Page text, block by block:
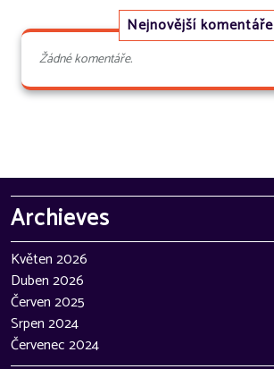
Nejnovější komentáře
Žádné komentáře.
Archieves
Květen 2026
Duben 2026
Červen 2025
Srpen 2024
Červenec 2024